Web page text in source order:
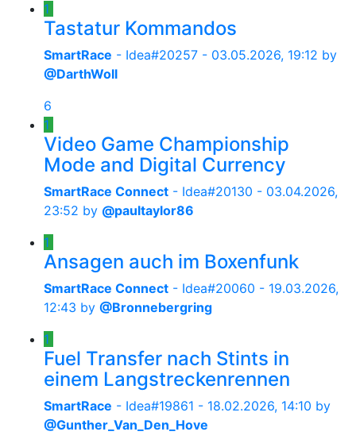
1
Tastatur Kommandos
SmartRace - Idea#20257 - 03.05.2026, 19:12 by
@DarthWoll
6
1
Video Game Championship
Mode and Digital Currency
SmartRace Connect - Idea#20130 - 03.04.2026,
23:52 by @paultaylor86
1
Ansagen auch im Boxenfunk
SmartRace Connect - Idea#20060 - 19.03.2026,
12:43 by @Bronnebergring
1
Fuel Transfer nach Stints in
einem Langstreckenrennen
SmartRace - Idea#19861 - 18.02.2026, 14:10 by
@Gunther_Van_Den_Hove